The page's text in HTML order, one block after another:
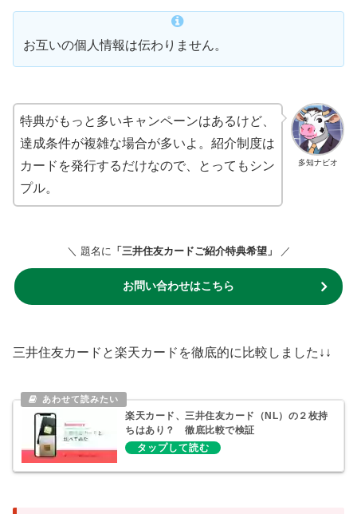
お互いの個人情報は伝わりません。
多知ナビオ
特典がもっと多いキャンペーンはあるけど、
達成条件が複雑な場合が多いよ。紹介制度は
カードを発行するだけなので、とってもシン
プル。
＼ 題名に 「三井住友カードご紹介特典希望」 ／
お問い合わせはこちら
三井住友カードと楽天カードを徹底的に比較しました↓↓
楽天カード、三井住友カード（NL）の２枚持
ちはあり？ 徹底比較で検証